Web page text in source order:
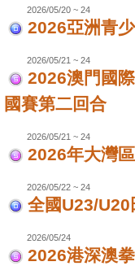
2026/05/20 ~ 24
2026亞洲青
2026/05/21 ~ 24
2026澳門國
國賽第二回合
2026/05/21 ~ 24
2026年大灣
2026/05/22 ~ 24
全國U23/
2026/05/24
2026港深澳